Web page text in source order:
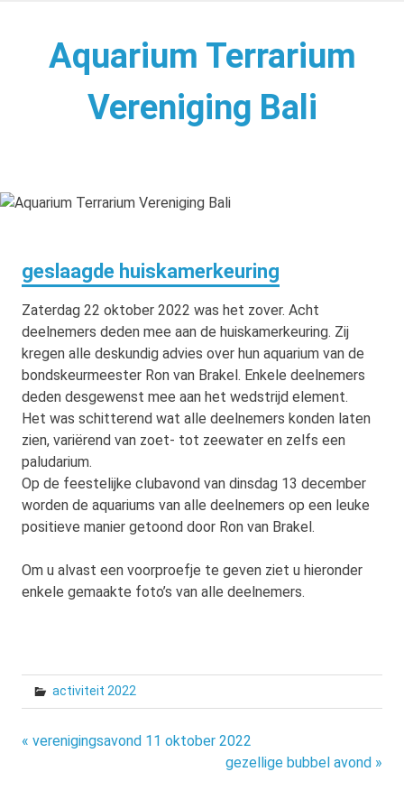
Aquarium Terrarium
Vereniging Bali
geslaagde huiskamerkeuring
Zaterdag 22 oktober 2022 was het zover. Acht
deelnemers deden mee aan de huiskamerkeuring. Zij
kregen alle deskundig advies over hun aquarium van de
bondskeurmeester Ron van Brakel. Enkele deelnemers
deden desgewenst mee aan het wedstrijd element.
Het was schitterend wat alle deelnemers konden laten
zien, variërend van zoet- tot zeewater en zelfs een
paludarium.
Op de feestelijke clubavond van dinsdag 13 december
worden de aquariums van alle deelnemers op een leuke
positieve manier getoond door Ron van Brakel.
Om u alvast een voorproefje te geven ziet u hieronder
enkele gemaakte foto’s van alle deelnemers.
activiteit 2022
Bericht
« verenigingsavond 11 oktober 2022
gezellige bubbel avond »